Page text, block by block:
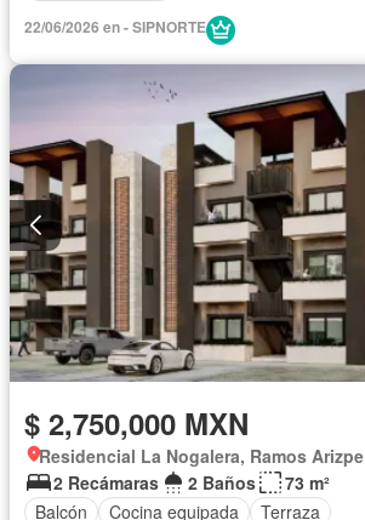
22/06/2026 en - SIPNORTE
$ 2,750,000 MXN
Residencial La Nogalera, Ramos Arizpe
2 Recámaras
2 Baños
73 m²
Balcón
Cocina equipada Terraza